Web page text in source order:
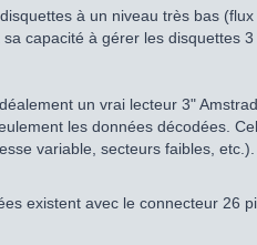
à un niveau très bas (flux
capacité à gérer les disquettes
un vrai lecteur 3"
les données décodées.
variable, secteurs faibles, etc.).
existent avec le connecteur 26